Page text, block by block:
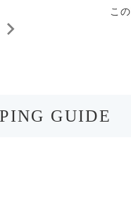
こ
GUIDE